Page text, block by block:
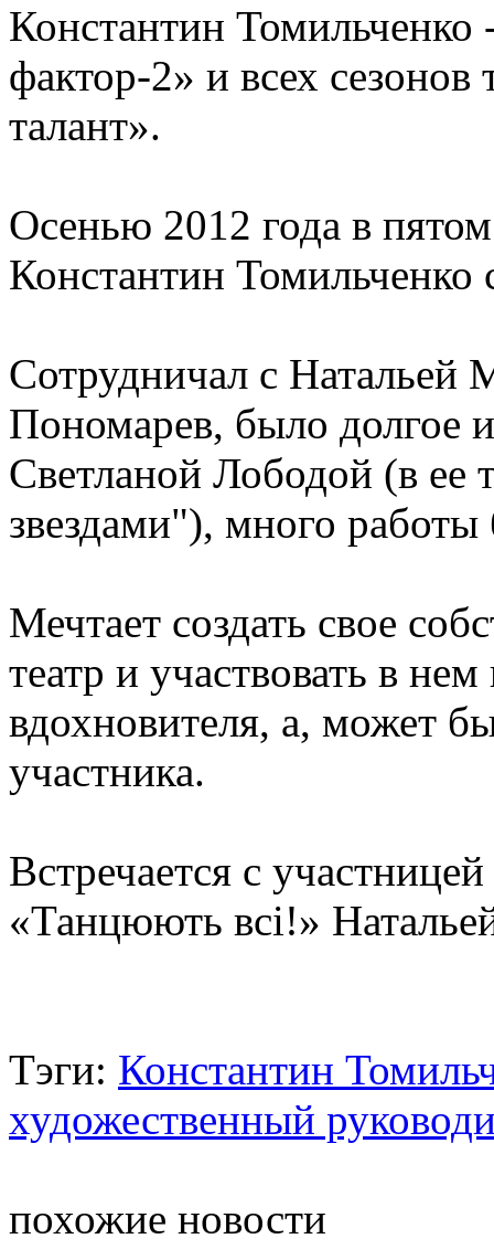
Константин
фактор-2» и всех
талант».
Осенью 2012 года в
Константин Томильченко
Сотрудничал с Натальей
Пономарев, было долгое
Светланой Лободой (в ее
звездами"), много
Мечтает создать свое
театр и участвовать в
вдохновителя, а, может
участника.
Встречается с
«Танцюють всі!»
Тэги: Константин
художественный
похожие новости